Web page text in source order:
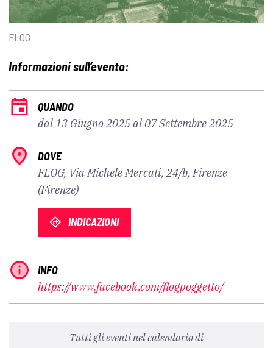
FLOG
Informazioni sull’evento:
QUANDO
dal 13 Giugno 2025 al 07 Settembre 2025
DOVE
FLOG, Via Michele Mercati, 24/b, Firenze
(Firenze)
INDICAZIONI
INFO
https://www.facebook.com/flogpoggetto/
Tutti gli eventi nel calendario di